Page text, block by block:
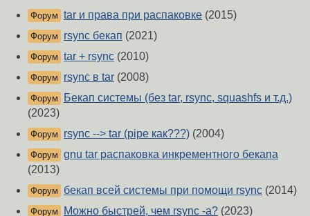
Форум tar и права при распаковке (2015)
Форум rsync бекап (2021)
Форум tar + rsync (2010)
Форум rsync в tar (2008)
Форум
Бекап системы (без tar, rsync, squashfs и т.д.)
(2023)
Форум rsync --> tar (pipe как???) (2004)
Форум gnu tar распаковка инкрементного бекапа
(2013)
Форум бекап всей системы при помощи rsync (2014)
Форум Можно быстрей, чем rsync -a? (2023)